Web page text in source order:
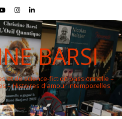
BARSI
et de science-fiction passionnelle –
– Histoires d'amour intemporelles